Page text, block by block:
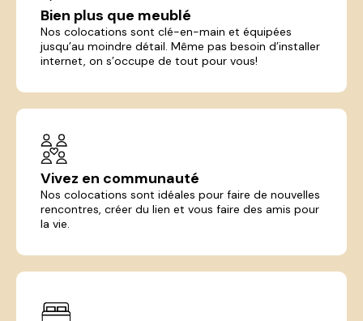
Bien plus que meublé
Nos colocations sont clé-en-main et équipées
jusqu’au moindre détail. Même pas besoin d’installer
internet, on s’occupe de tout pour vous!
Vivez en communauté
Nos colocations sont idéales pour faire de nouvelles
rencontres, créer du lien et vous faire des amis pour
la vie.